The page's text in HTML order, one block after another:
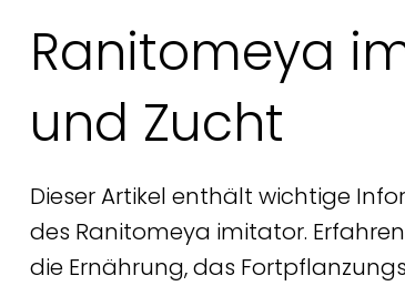
Ranitomeya
und Zucht
Dieser Artikel enthält wichtige
des Ranitomeya imitator.
die Ernährung, das